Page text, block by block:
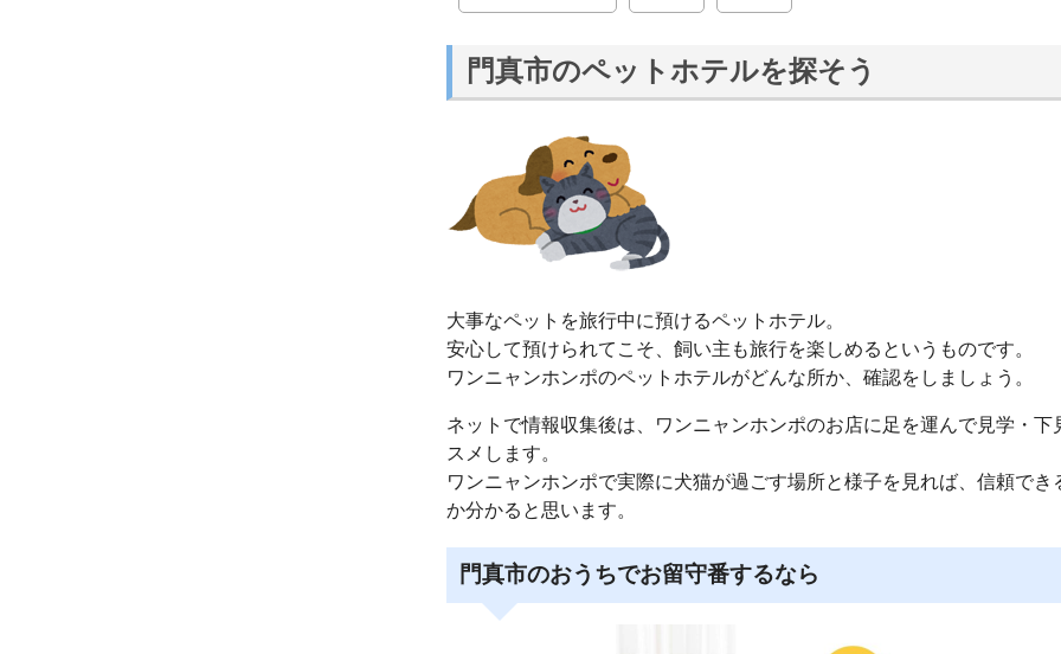
門真市のペットホテルを探そう
大事なペットを旅行中に預けるペットホテル。
安心して預けられてこそ、飼い主も旅行を楽しめるというものです。
ワンニャンホンポのペットホテルがどんな所か、確認をしましょう。
ネットで情報収集後は、ワンニャンホンポのお店に足を運んで見学・下
スメします。
ワンニャンホンポで実際に犬猫が過ごす場所と様子を見れば、信頼でき
か分かると思います。
門真市のおうちでお留守番するなら